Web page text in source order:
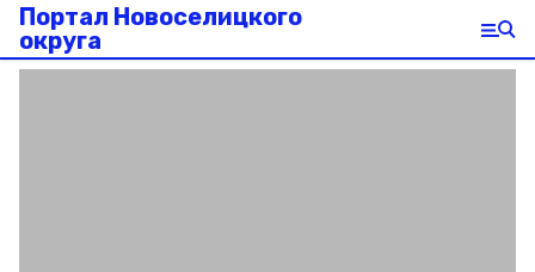
Портал Новоселицкого
округа